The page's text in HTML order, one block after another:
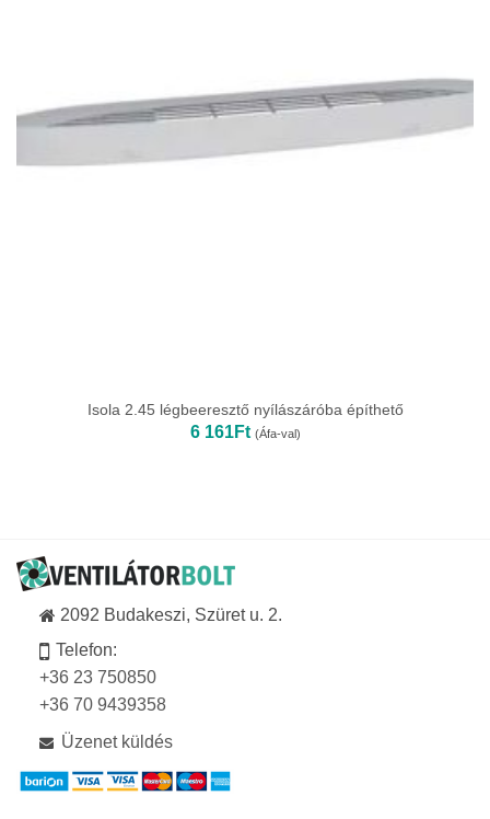
Isola 2.45 légbeeresztő nyílászáróba építhető
6 161Ft (Áfa-val)
2092 Budakeszi, Szüret u. 2.
Telefon:
+36 23 750850
+36 70 9439358
Üzenet küldés